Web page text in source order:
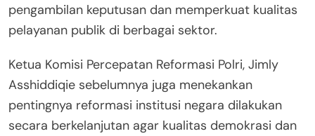
pengambilan keputusan dan memperkuat kualitas
pelayanan publik di berbagai sektor.
Ketua Komisi Percepatan Reformasi Polri, Jimly
Asshiddiqie sebelumnya juga menekankan
pentingnya reformasi institusi negara dilakukan
secara berkelanjutan agar kualitas demokrasi dan